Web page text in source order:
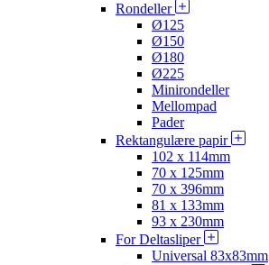
Rondeller
Ø125
Ø150
Ø180
Ø225
Minirondeller
Mellompad
Pader
Rektangulære papir
102 x 114mm
70 x 125mm
70 x 396mm
81 x 133mm
93 x 230mm
For Deltasliper
Universal 83x83mm